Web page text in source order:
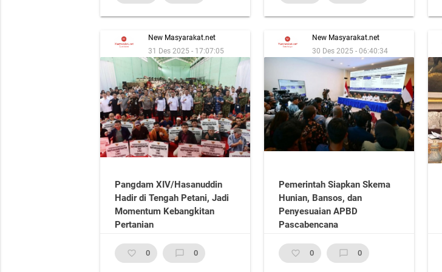
New Masyarakat.net
31 Des 2025 - 17:07:05
Pangdam XIV/Hasanuddin
Hadir di Tengah Petani, Jadi
Momentum Kebangkitan
Pertanian
favorite_border 0 chat_bubble_outline 0
New Masyarakat.net
30 Des 2025 - 06:40:34
Pemerintah Siapkan Skema
Hunian, Bansos, dan
Penyesuaian APBD
Pascabencana
favorite_border 0 chat_bubble_outline 0